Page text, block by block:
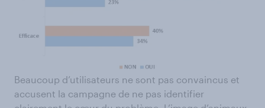
Beaucoup d’utilisateurs ne sont pas convaincus et
accusent la campagne de ne pas identifier